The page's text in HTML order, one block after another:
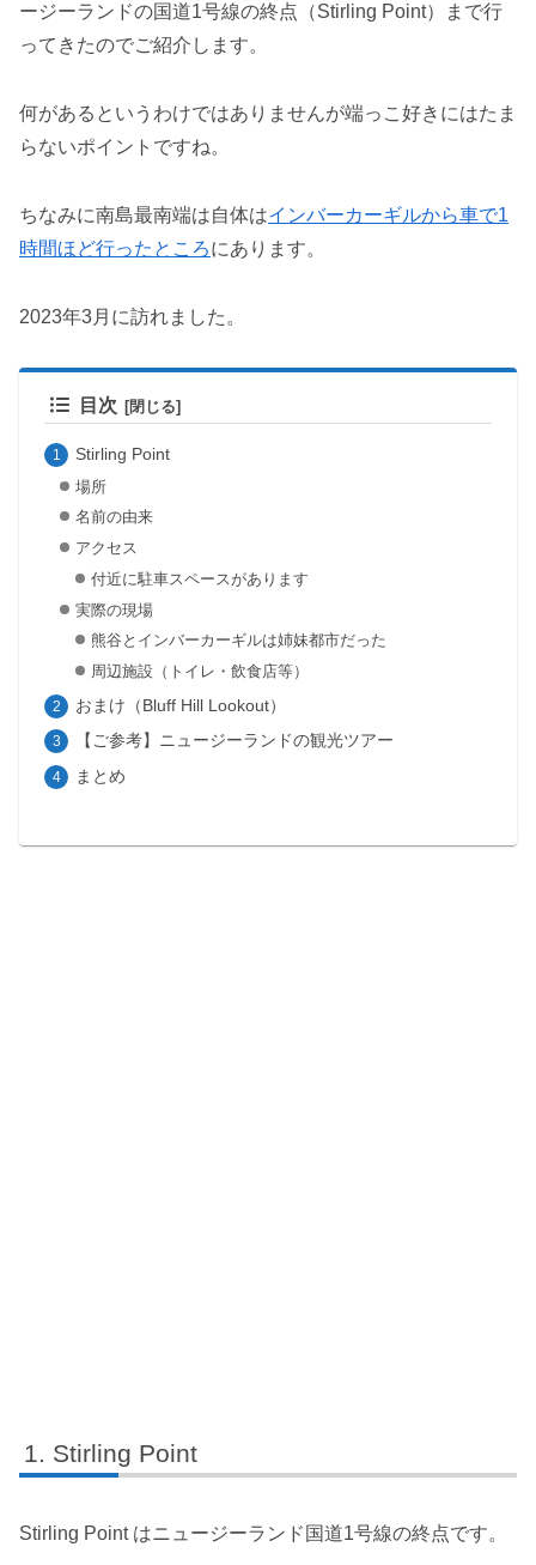
ージーランドの国道1号線の終点（Stirling Point）まで行
ってきたのでご紹介します。
何があるというわけではありませんが端っこ好きにはたま
らないポイントですね。
ちなみに南島最南端は自体はインバーカーギルから車で1
時間ほど行ったところにあります。
2023年3月に訪れました。
目次
Stirling Point
場所
名前の由来
アクセス
付近に駐車スペースがあります
実際の現場
熊谷とインバーカーギルは姉妹都市だった
周辺施設（トイレ・飲食店等）
おまけ（Bluff Hill Lookout）
【ご参考】ニュージーランドの観光ツアー
まとめ
Stirling Point
Stirling Point はニュージーランド国道1号線の終点です。